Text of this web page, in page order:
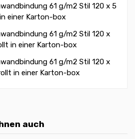
61 g/m2 Stil 120 x 5
einer Karton-box
61 g/m2 Stil 120 x
in einer Karton-box
61 g/m2 Stil 120 x
in einer Karton-box
auch